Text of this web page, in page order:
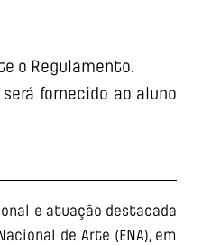
o Regulamento.
fornecido ao aluno
e atuação destacada
de Arte (ENA), em